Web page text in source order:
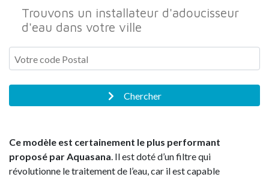
Trouvons un installateur d'adoucisseur
d'eau dans votre ville
Chercher
Ce modèle est certainement le plus performant
proposé par Aquasana. Il est doté d’un filtre qui
révolutionne le traitement de l’eau, car il est capable